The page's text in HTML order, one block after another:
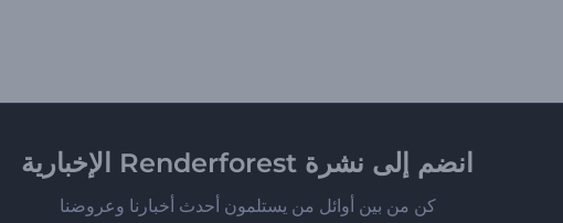
انضم إلى نشرة Renderforest الإخبارية
كن من بين أوائل من يستلمون أحدث أخبارنا وعروضنا